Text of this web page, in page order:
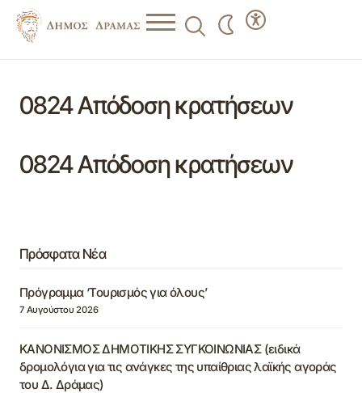
0824 Απόδοση κρατήσεων
0824 Απόδοση κρατήσεων
Πρόσφατα Νέα
Πρόγραμμα ‘Τουρισμός για όλους’
7 Αυγούστου 2026
ΚΑΝΟΝΙΣΜΟΣ ΔΗΜΟΤΙΚΗΣ ΣΥΓΚΟΙΝΩΝΙΑΣ (ειδικά
δρομολόγια για τις ανάγκες της υπαίθριας λαϊκής αγοράς
του Δ. Δράμας)